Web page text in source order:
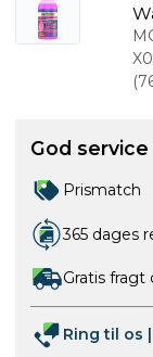
(
God
Prismatch
365 dages
Gratis fragt
Ring til os |